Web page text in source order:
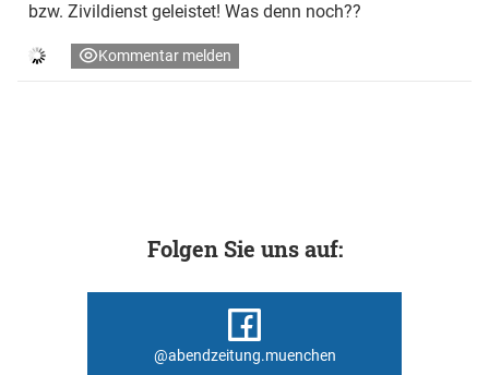
bzw. Zivildienst geleistet! Was denn noch??
Kommentar melden
Folgen Sie uns auf:
@abendzeitung.muenchen